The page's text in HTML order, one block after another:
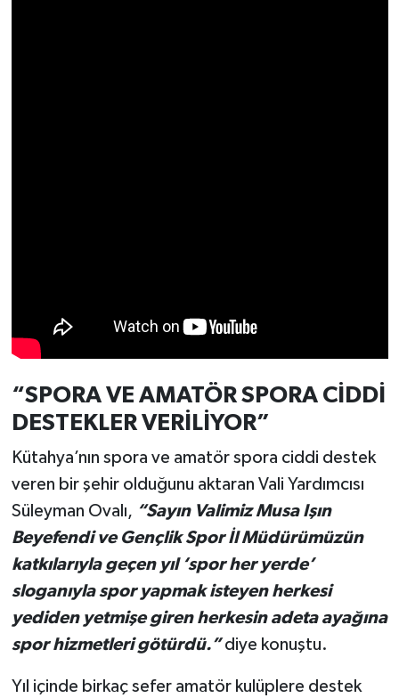
“SPORA VE AMATÖR SPORA CİDDİ
DESTEKLER VERİLİYOR”
Kütahya’nın spora ve amatör spora ciddi destek
veren bir şehir olduğunu aktaran Vali Yardımcısı
Süleyman Ovalı, “Sayın Valimiz Musa Işın
Beyefendi ve Gençlik Spor İl Müdürümüzün
katkılarıyla geçen yıl ‘spor her yerde’
sloganıyla spor yapmak isteyen herkesi
yediden yetmişe giren herkesin adeta ayağına
spor hizmetleri götürdü.”diye konuştu.
Yıl içinde birkaç sefer amatör kulüplere destek
Tavşanlı
Türkiye
Video Galeri
Yaşam
Yemek Tarifleri